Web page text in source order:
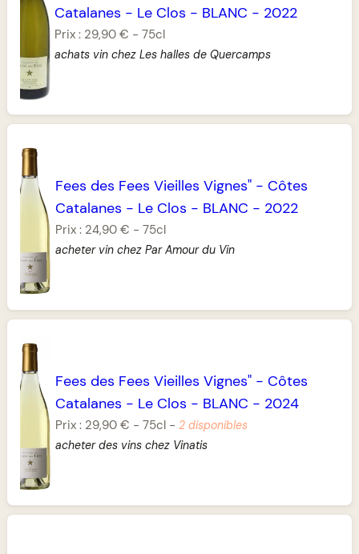
Catalanes - Le Clos - BLANC - 2022
Prix : 29,90 € - 75cl
achats vin chez Les halles de Quercamps
Fees des Fees Vieilles Vignes" - Côtes
Catalanes - Le Clos - BLANC - 2022
Prix : 24,90 € -75cl
acheter vin chez Par Amour du Vin
Fees des Fees Vieilles Vignes" - Côtes
Catalanes - Le Clos - BLANC - 2024
Prix : 29,90 € -75cl -2 disponibles
acheter des vins chez Vinatis